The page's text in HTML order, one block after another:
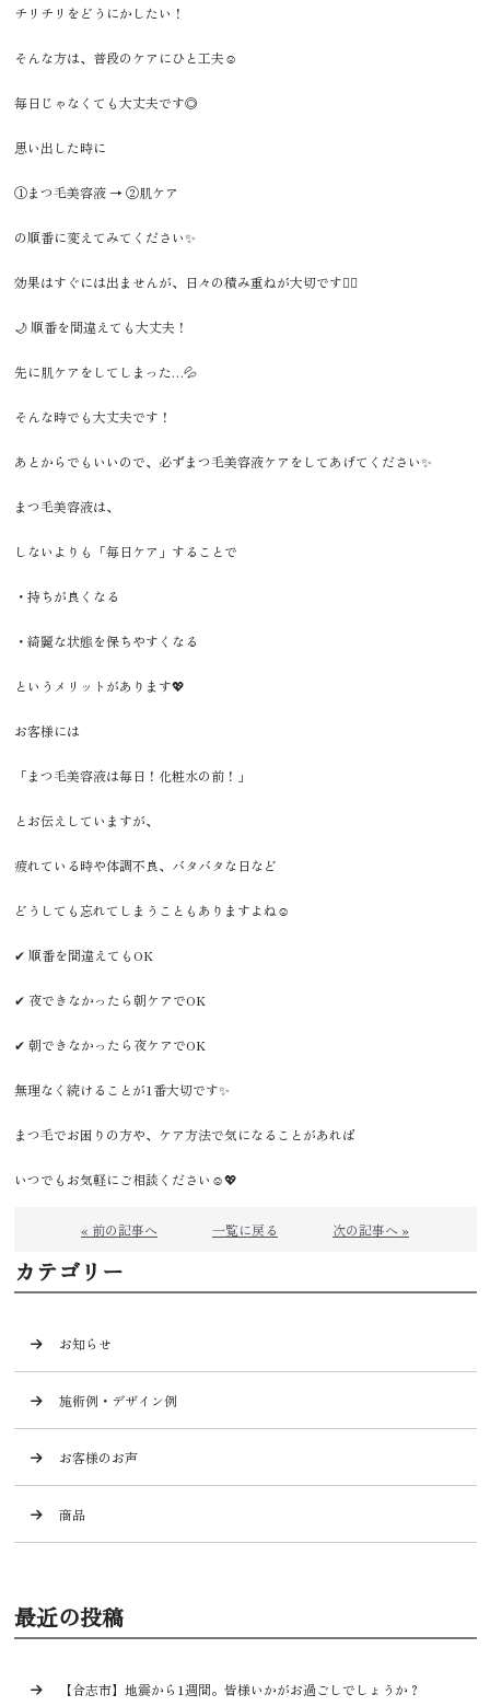
チリチリをどうにかしたい！
そんな方は、普段のケアにひと工夫☺️
毎日じゃなくても大丈夫です◎
思い出した時に
①まつ毛美容液 → ②肌ケア
の順番に変えてみてください✨
効果はすぐには出ませんが、日々の積み重ねが大切です🙂‍↕️
🌙 順番を間違えても大丈夫！
先に肌ケアをしてしまった…💦
そんな時でも大丈夫です！
あとからでもいいので、必ずまつ毛美容液ケアをしてあげてください✨
まつ毛美容液は、
しないよりも「毎日ケア」することで
・持ちが良くなる
・綺麗な状態を保ちやすくなる
というメリットがあります💖
お客様には
「まつ毛美容液は毎日！化粧水の前！」
とお伝えしていますが、
疲れている時や体調不良、バタバタな日など
どうしても忘れてしまうこともありますよね☺️
✔ 順番を間違えてもOK
✔ 夜できなかったら朝ケアでOK
✔ 朝できなかったら夜ケアでOK
無理なく続けることが1番大切です✨
まつ毛でお困りの方や、ケア方法で気になることがあれば
いつでもお気軽にご相談ください☺️💖
« 前の記事へ 一覧に戻る 次の記事へ »
カテゴリー
お知らせ
施術例・デザイン例
お客様のお声
商品
最近の投稿
【合志市】地震から1週間。皆様いかがお過ごしでしょうか？